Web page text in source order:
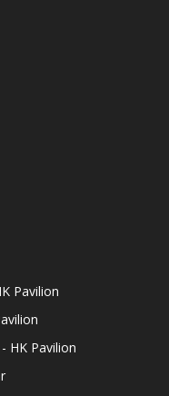
Pavilion
HK Pavilion